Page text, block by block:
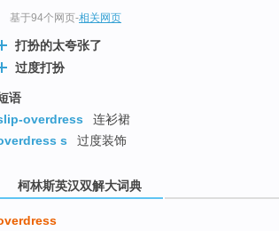
基于94个网页-相关网页
打扮的太夸张了
过度打扮
语
overdress
连衫裙
s
过度装饰
柯林斯英汉双解大词典